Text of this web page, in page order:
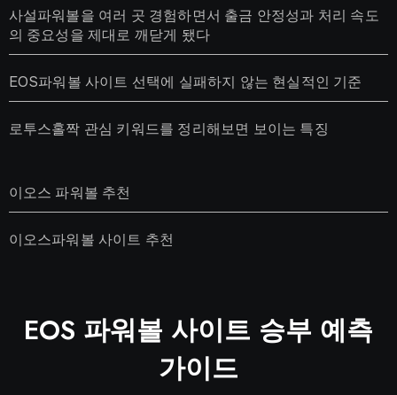
사설파워볼을 여러 곳 경험하면서 출금 안정성과 처리 속도
의 중요성을 제대로 깨닫게 됐다
EOS파워볼 사이트 선택에 실패하지 않는 현실적인 기준
로투스홀짝 관심 키워드를 정리해보면 보이는 특징
이오스 파워볼 추천
이오스파워볼 사이트 추천
EOS 파워볼 사이트 승부 예측
가이드